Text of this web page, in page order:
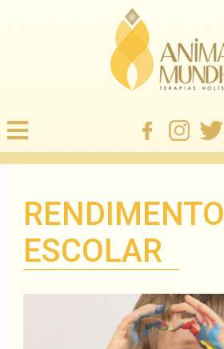
RENDIMENTO
ESCOLAR